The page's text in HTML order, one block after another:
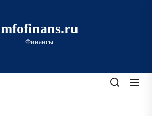
mfofinans.ru
Финансы